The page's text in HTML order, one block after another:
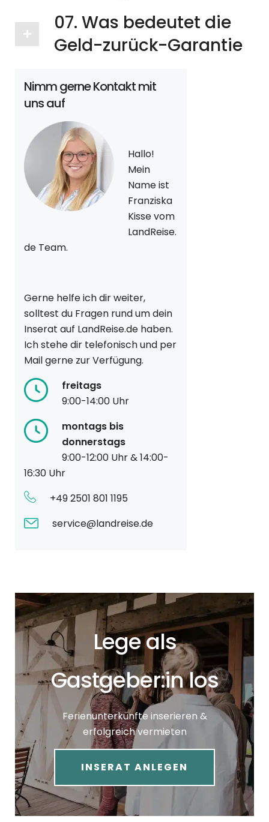
07. Was bedeutet die
Geld-zurück-Garantie
Nimm gerne Kontakt mit
uns auf
Hallo!
Mein
Name ist
Franziska
Kisse vom
LandReise.
de Team.
Gerne helfe ich dir weiter,
solltest du Fragen rund um dein
Inserat auf LandReise.de haben.
Ich stehe dir telefonisch und per
Mail gerne zur Verfügung.
freitags
9:00-14:00 Uhr
montags bis
donnerstags
9:00-12:00 Uhr & 14:00-
16:30 Uhr
+49 2501 801 1195
service@landreise.de
Lege als
Gastgeber:in los
Ferienunterkünfte inserieren &
erfolgreich vermieten
INSERAT ANLEGEN